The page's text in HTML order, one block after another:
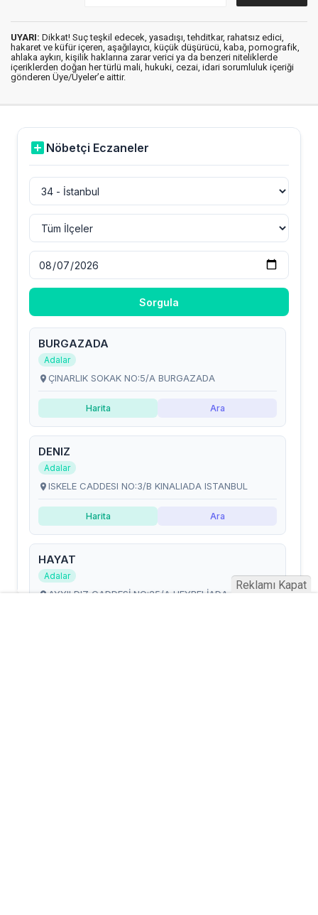
UYARI: Dikkat! Suç teşkil edecek, yasadışı, tehditkar, rahatsız edici,
hakaret ve küfür içeren, aşağılayıcı, küçük düşürücü, kaba, pornografik,
ahlaka aykırı, kişilik haklarına zarar verici ya da benzeri niteliklerde
içeriklerden doğan her türlü mali, hukuki, cezai, idari sorumluluk içeriği
gönderen Üye/Üyeler’e aittir.
Reklamı Kapat